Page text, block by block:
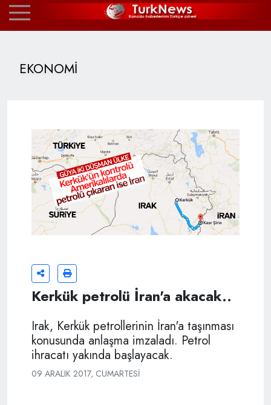
EKONOMİ
Kerkük petrolü İran'a akacak..
Irak, Kerkük petrollerinin İran'a taşınması
konusunda anlaşma imzaladı. Petrol
ihracatı yakında başlayacak.
09 ARALIK 2017, CUMARTESI